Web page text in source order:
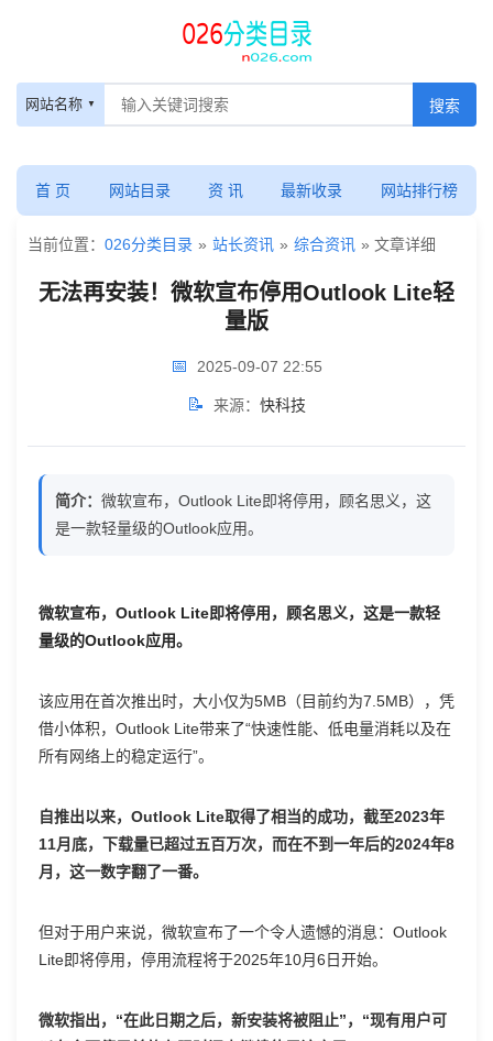
无
法
再
安
装！
微
软
宣
布
用
Lite
量
网站名称
首 页 网站目录 资 讯 最新收录 网站排行榜
当前位置： 026分类目录 » 站长资讯 » 综合资讯 » 文章详细
无法再安装！微软宣布停用Outlook Lite轻
量版
📅 2025-09-07 22:55
📝 来源： 快科技
简介： 微软宣布，Outlook Lite即将停用，顾名思义，这
是一款轻量级的Outlook应用。
微软宣布，Outlook Lite即将停用，顾名思义，这是一款轻
量级的Outlook应用。
该应用在首次推出时，大小仅为5MB（目前约为7.5MB），凭
借小体积，Outlook Lite带来了“快速性能、低电量消耗以及在
所有网络上的稳定运行”。
自推出以来，Outlook Lite取得了相当的成功，截至2023年
11月底，下载量已超过五百万次，而在不到一年后的2024年8
月，这一数字翻了一番。
但对于用户来说，微软宣布了一个令人遗憾的消息：Outlook
Lite即将停用，停用流程将于2025年10月6日开始。
微软指出，“在此日期之后，新安装将被阻止”，“现有用户可